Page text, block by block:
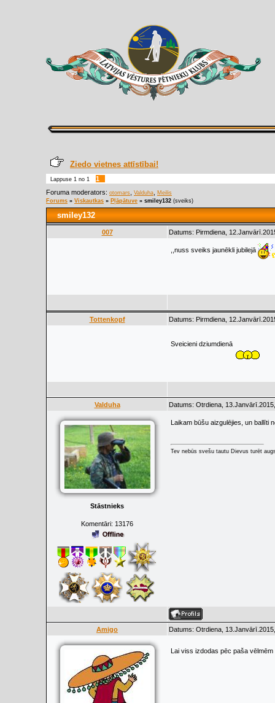
Ziedo vietnes attīstībai!
Lappuse 1 no 1
1
Foruma moderators: otomars Valduha
Meilis
Forums » Viskautkas » Pļāpātuve » smiley132 (sveiks)
smiley132
007 Datums: Pirmdiena,
,,nuss sveiks jaunēkli jubilejā
Tottenkopf Datums: Pirmdiena,
Sveicieni dziumdienā
Valduha Datums: Otrdiena,
Stāstnieks
Komentāri: 13176
Laikam būšu aizgulējies, un ballīti
Tev nebūs svešu tautu Dievus turēt
Amigo Datums: Otrdiena,
Lai viss izdodas pēc paša